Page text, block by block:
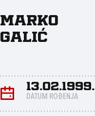
Marko
Galić
13.02.1999.
DATUM ROĐENJA